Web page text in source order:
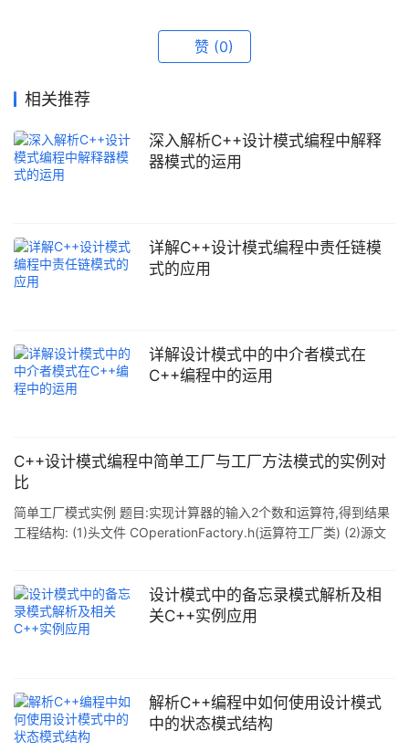
赞 (0)
相关推荐
深入解析C++设计模式编程中解释
器模式的运用
详解C++设计模式编程中责任链模
式的应用
详解设计模式中的中介者模式在
C++编程中的运用
C++设计模式编程中简单工厂与工厂方法模式的实例对
比
简单工厂模式实例 题目:实现计算器的输入2个数和运算符,得到结果
工程结构: (1)头文件 COperationFactory.h(运算符工厂类) (2)源文
法运算符子类,继承于COperation) COperationDiv.h (除法运算符子
类,继承于COperation) COperationMul.h
设计模式中的备忘录模式解析及相
关C++实例应用
解析C++编程中如何使用设计模式
中的状态模式结构